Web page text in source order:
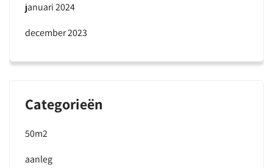
januari 2024
december 2023
Categorieën
50m2
aanleg